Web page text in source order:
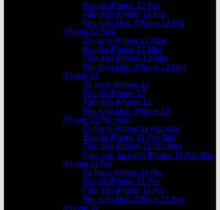
Bao da iPhone 12 Pro
Tấm dán iPhone 12 Pro
Phụ kiện khác iPhone 12 Pro
iPhone 12 Mini
Ốp lưng iPhone 12 Mini
Bao da iPhone 12 Mini
Tấm dán iPhone 12 Mini
Phụ kiện khác iPhone 12 Mini
iPhone 12
Ốp lưng iPhone 12
Bao da iPhone 12
Tấm dán iPhone 12
Phụ kiện khác iPhone 12
iPhone 11 Pro Max
Ốp lưng iPhone 11 Pro Max
Bao da iPhone 11 Pro Max
Tấm dán iPhone 11 Pro Max
Cáp, sạc, tai nghe iPhone 11 Pro Max
iPhone 11 Pro
Ốp lưng iPhone 11 Pro
Bao da iPhone 11 Pro
Tấm dán iPhone 11 Pro
Phụ kiện khác iPhone 11 Pro
iPhone 11